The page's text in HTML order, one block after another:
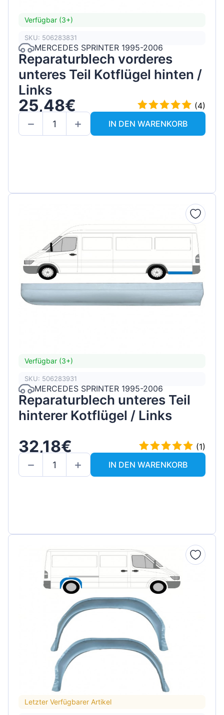
Verfügbar (3+)
SKU: 506283831
MERCEDES SPRINTER 1995-2006
Reparaturblech vorderes
unteres Teil Kotflügel hinten /
Links
25,48€
(4)
IN DEN WARENKORB
Verfügbar (3+)
SKU: 506283931
MERCEDES SPRINTER 1995-2006
Reparaturblech unteres Teil
hinterer Kotflügel / Links
32,18€
(1)
IN DEN WARENKORB
Letzter Verfügbarer Artikel